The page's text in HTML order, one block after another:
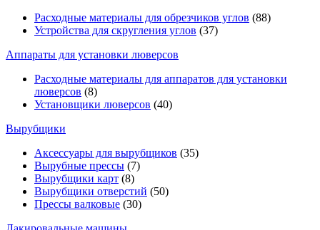
Расходные материалы для обрезчиков углов (88)
Устройства для скругления углов (37)
Аппараты для установки люверсов
Расходные материалы для аппаратов для установки
люверсов (8)
Установщики люверсов (40)
Вырубщики
Аксессуары для вырубщиков (35)
Вырубные прессы (7)
Вырубщики карт (8)
Вырубщики отверстий (50)
Прессы валковые (30)